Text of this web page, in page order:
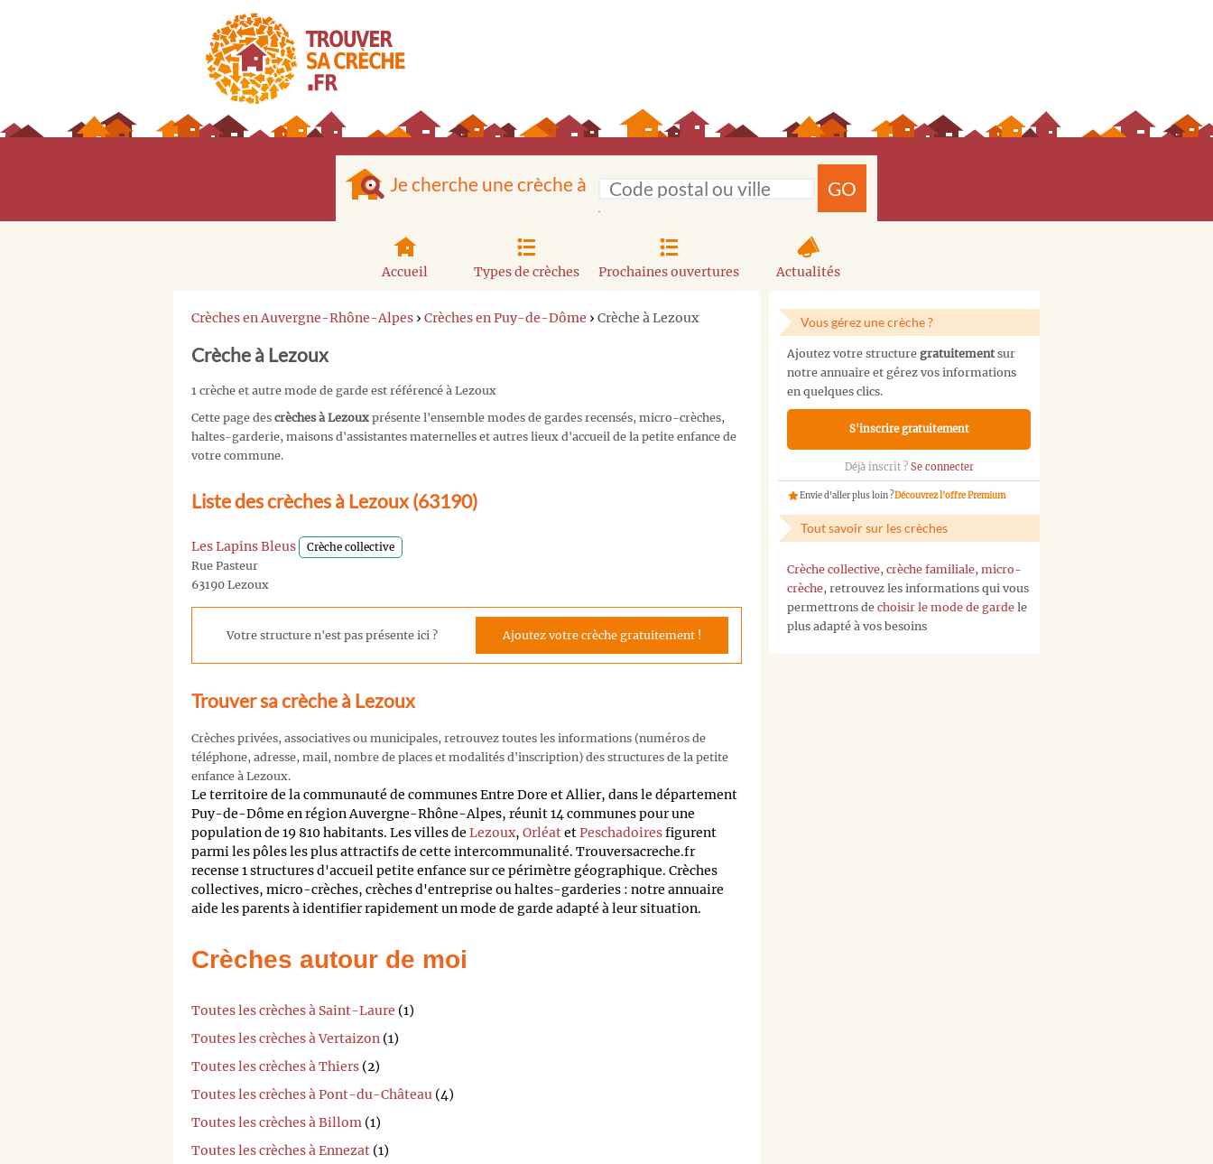
Je cherche une crèche à GO
Accueil Types de crèches Prochaines ouvertures Actualités
Crèches en Auvergne-Rhône-Alpes › Crèches en Puy-de-Dôme › Crèche à Lezoux
Crèche à Lezoux
1 crèche et autre mode de garde est référencé à Lezoux
Cette page des crèches à Lezoux présente l'ensemble modes de gardes recensés, micro-crèches,
haltes-garderie, maisons d'assistantes maternelles et autres lieux d'accueil de la petite enfance de
votre commune.
Liste des crèches à Lezoux (63190)
Les Lapins Bleus Crèche collective
Rue Pasteur
63190 Lezoux
Votre structure n'est pas présente ici ? Ajoutez votre crèche gratuitement !
Trouver sa crèche à Lezoux
Crèches privées, associatives ou municipales, retrouvez toutes les informations (numéros de
téléphone, adresse, mail, nombre de places et modalités d'inscription) des structures de la petite
enfance à Lezoux.
Le territoire de la communauté de communes Entre Dore et Allier, dans le département
Puy-de-Dôme en région Auvergne-Rhône-Alpes, réunit 14 communes pour une
population de 19 810 habitants. Les villes de Lezoux, OrléatetPeschadoiresfigurent
parmi les pôles les plus attractifs de cette intercommunalité. Trouversacreche.fr
recense 1 structures d'accueil petite enfance sur ce périmètre géographique. Crèches
collectives, micro-crèches, crèches d'entreprise ou haltes-garderies : notre annuaire
aide les parents à identifier rapidement un mode de garde adapté à leur situation.
Crèches autour de moi
Toutes les crèches à Saint-Laure (1)
Toutes les crèches à Vertaizon (1)
Toutes les crèches à Thiers (2)
Toutes les crèches à Pont-du-Château (4)
Toutes les crèches à Billom (1)
Toutes les crèches à Ennezat (1)
Vous gérez une crèche ?
Ajoutez votre structure gratuitementsur
notre annuaire et gérez vos informations
en quelques clics.
S'inscrire gratuitement
Déjà inscrit ? Se connecter
Envie d'aller plus loin ?Découvrez l'offre Premium
Tout savoir sur les crèches
Crèche collective, crèche familiale, micro-
crèche, retrouvez les informations qui vous
permettrons de choisir le mode de garde le
plus adapté à vos besoins